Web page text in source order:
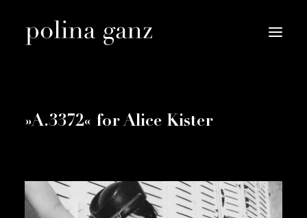
»A.3372« for Alice Kister